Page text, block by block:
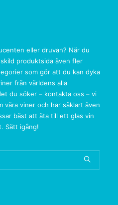
eller druvan? När du
produktsida även fler
som gör att du kan dyka
från världens alla
du söker – kontakta oss – vi
våra viner och har såklart även
bäst att äta till ett glas vin
Sätt igång!